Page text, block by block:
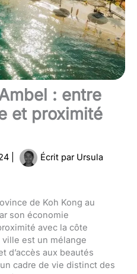
: entre
et proximité
Écrit par Ursula
de Koh Kong au
son économie
avec la côte
est un mélange
d’accès aux beautés
cadre de vie distinct des